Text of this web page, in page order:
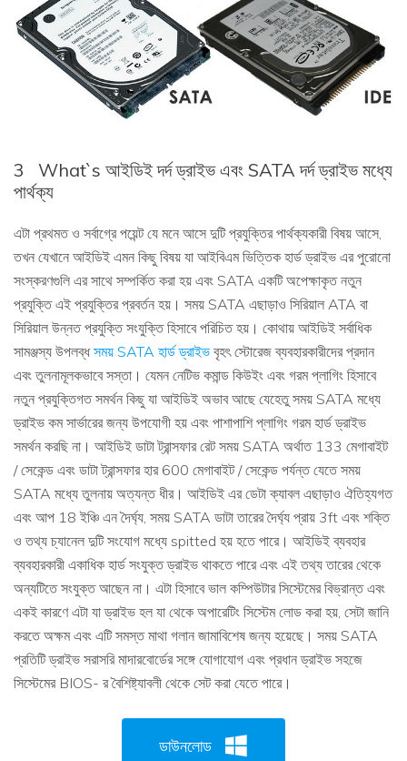
3
What`s আইডিই দর্দ ড্রাইভ এবং SATA দর্দ ড্রাইভ মধ্যে
পার্থক্য
এটা প্রথমত ও সর্বাগ্রে পয়েন্ট যে মনে আসে দুটি প্রযুক্তির পার্থক্যকারী বিষয় আসে,
তখন যেখানে আইডিই এমন কিছু বিষয় যা আইবিএম ভিত্তিক হার্ড ড্রাইভ এর পুরোনো
সংস্করণগুলি এর সাথে সম্পর্কিত করা হয় এবং SATA একটি অপেক্ষাকৃত নতুন
প্রযুক্তি এই প্রযুক্তির প্রবর্তন হয়। সময় SATA এছাড়াও সিরিয়াল ATA বা
সিরিয়াল উন্নত প্রযুক্তি সংযুক্তি হিসাবে পরিচিত হয়। কোথায় আইডিই সর্বাধিক
সামঞ্জস্য উপলব্ধসময় SATA হার্ড ড্রাইভ বৃহৎ স্টোরেজ ব্যবহারকারীদের প্রদান
এবং তুলনামূলকভাবে সস্তা। যেমন নেটিভ কমান্ড কিউইং এবং গরম প্লাগিং হিসাবে
নতুন প্রযুক্তিগত সমর্থন কিছু যা আইডিই অভাব আছে যেহেতু সময় SATA মধ্যে
ড্রাইভ কম সার্ভারের জন্য উপযোগী হয় এবং পাশাপাশি প্লাগিং গরম হার্ড ড্রাইভ
সমর্থন করছি না। আইডিই ডাটা ট্রান্সফার রেট সময় SATA অর্থাত 133 মেগাবাইট
/ সেকেন্ড এবং ডাটা ট্রান্সফার হার 600 মেগাবাইট / সেকেন্ড পর্যন্ত যেতে সময়
SATA মধ্যে তুলনায় অত্যন্ত ধীর। আইডিই এর ডেটা ক্যাবল এছাড়াও ঐতিহ্যগত
এবং আপ 18 ইঞ্চি এন দৈর্ঘ্য, সময় SATA ডাটা তারের দৈর্ঘ্য প্রায় 3ft এবং শক্তি
ও তথ্য চ্যানেল দুটি সংযোগ মধ্যে spitted হয় হতে পারে। আইডিই ব্যবহার
ব্যবহারকারী একাধিক হার্ড সংযুক্ত ড্রাইভ থাকতে পারে এবং এই তথ্য তারের থেকে
অন্যটিতে সংযুক্ত আছেন না। এটা হিসাবে ভাল কম্পিউটার সিস্টেমের বিভ্রান্ত এবং
একই কারণে এটা যা ড্রাইভ হল যা থেকে অপারেটিং সিস্টেম লোড করা হয়, সেটা জানি
করতে অক্ষম এবং এটি সমস্ত মাথা গলান জামাবিশেষ জন্য হয়েছে। সময় SATA
প্রতিটি ড্রাইভ সরাসরি মাদারবোর্ডের সঙ্গে যোগাযোগ এবং প্রধান ড্রাইভ সহজে
সিস্টেমের BIOS- র বৈশিষ্ট্যাবলী থেকে সেট করা যেতে পারে।
ডাউনলোড